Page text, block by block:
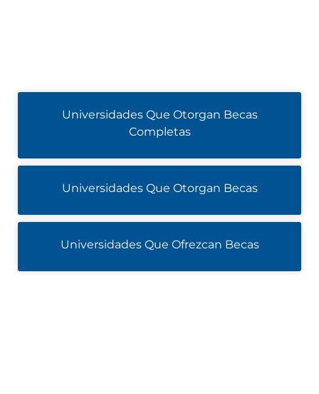
Universidades Que Otorgan Becas
Completas
Universidades Que Otorgan Becas
Universidades Que Ofrezcan Becas